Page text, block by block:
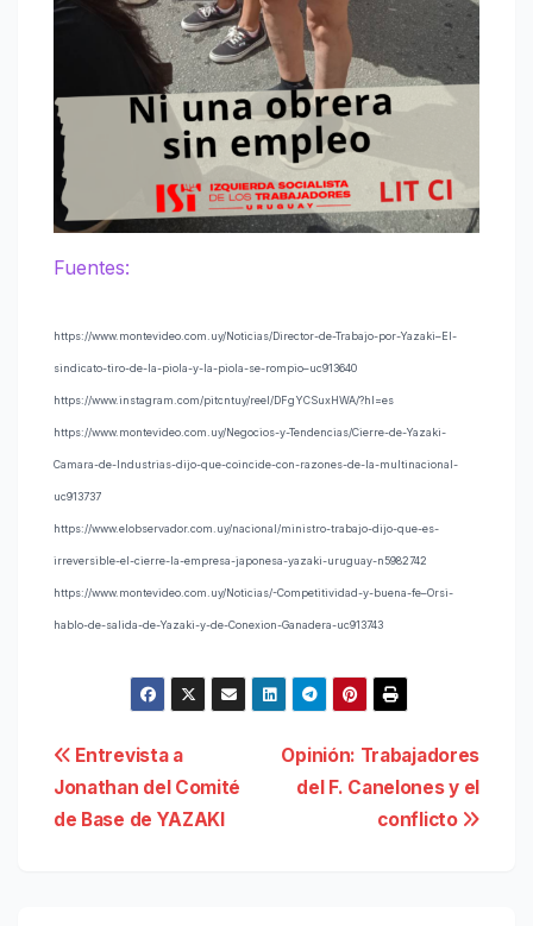
Fuentes:
https://www.montevideo.com.uy/Noticias/Director-de-Trabajo-por-Yazaki–El-
sindicato-tiro-de-la-piola-y-la-piola-se-rompio–uc913640
https://www.instagram.com/pitcntuy/reel/DFgYCSuxHWA/?hl=es
https://www.montevideo.com.uy/Negocios-y-Tendencias/Cierre-de-Yazaki-
Camara-de-Industrias-dijo-que-coincide-con-razones-de-la-multinacional-
uc913737
https://www.elobservador.com.uy/nacional/ministro-trabajo-dijo-que-es-
irreversible-el-cierre-la-empresa-japonesa-yazaki-uruguay-n5982742
https://www.montevideo.com.uy/Noticias/-Competitividad-y-buena-fe–Orsi-
hablo-de-salida-de-Yazaki-y-de-Conexion-Ganadera-uc913743
Navegación
de
Opinión: Trabajadores
del F. Canelones y el
conflicto
Entrevista a
Jonathan del Comité
de Base de YAZAKI